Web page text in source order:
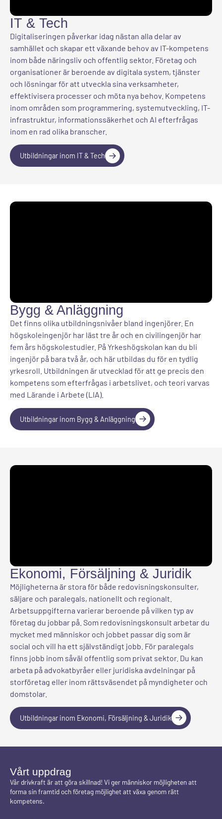
IT & Tech
Digitaliseringen påverkar idag nästan alla delar av
samhället och skapar ett växande behov av IT-kompetens
inom både näringsliv och offentlig sektor. Företag och
organisationer är beroende av digitala system, tjänster
och lösningar för att utveckla sina verksamheter,
effektivisera processer och möta nya behov. Kompetens
inom områden som programmering, systemutveckling, IT-
infrastruktur, informationssäkerhet och AI efterfrågas
inom en rad olika branscher.
Utbildningar inom IT & Tech
Bygg & Anläggning
Det finns olika utbildningsnivåer bland ingenjörer. En
högskoleingenjör har läst tre år och en civilingenjör har
fem års högskolestudier. På Yrkeshögskolan kan du bli
ingenjör på bara två år, och här utbildas du för en tydlig
yrkesroll. Utbildningen är utvecklad för att ge precis den
kompetens som efterfrågas i arbetslivet, och teori varvas
med Lärande i Arbete (LIA).
Utbildningar inom Bygg & Anläggning
Ekonomi, Försäljning & Juridik
Möjligheterna är stora för både redovisningskonsulter,
säljare och paralegals, nationellt och regionalt.
Arbetsuppgifterna varierar beroende på vilken typ av
företag du jobbar på. Som redovisningskonsult arbetar du
mycket med människor och jobbet passar dig som är
social och vill ha ett självständigt jobb. För paralegals
finns jobb inom såväl offentlig som privat sektor. Du kan
arbeta på advokatbyråer eller juridiska avdelningar på
storföretag eller inom rättsväsendet på myndigheter och
domstolar.
Utbildningar inom Ekonomi, Försäljning & Juridik
Vårt uppdrag
Vår drivkraft är att göra skillnad! Vi ger människor möjligheten att
forma sin framtid och företag möjlighet att växa genom rätt
kompetens.